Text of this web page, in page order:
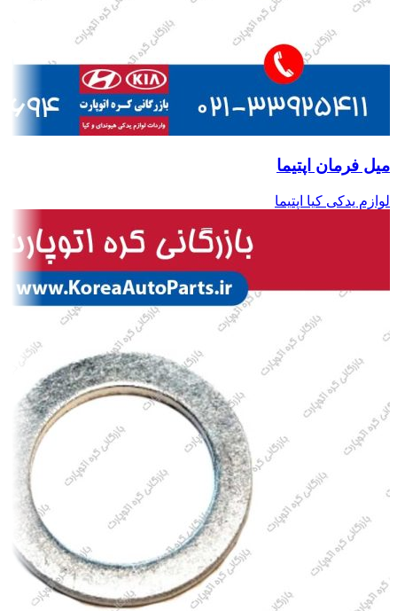
میل فرمان اپتیما
لوازم یدکی کیا اپتیما